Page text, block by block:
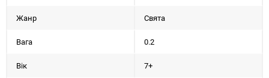
Жанр Свята
Вага 0.2
Вік 7+